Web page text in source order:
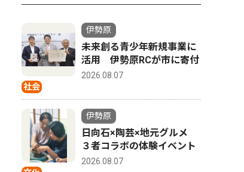
社会
伊勢原
未来創る青少年新規事業に
活用 伊勢原RCが市に寄付
2026.08.07
伊勢原
日向石×陶芸×地元グルメ
３者コラボの体験イベント
2026.08.07